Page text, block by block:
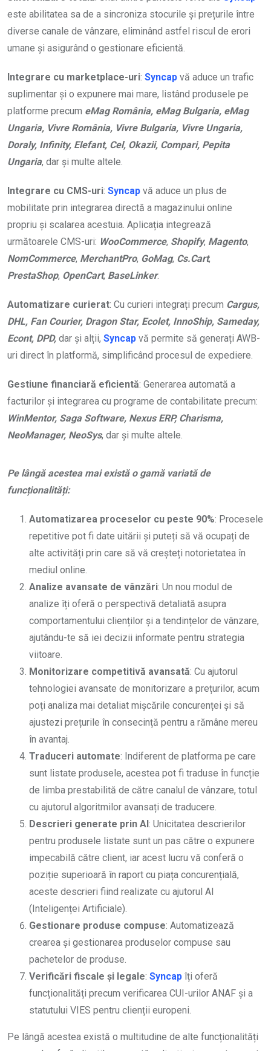
este abilitatea sa de a sincroniza stocurile și prețurile între
diverse canale de vânzare, eliminând astfel riscul de erori
umane și asigurând o gestionare eficientă.
Integrare cu marketplace-uri: Syncap vă aduce un trafic
suplimentar și o expunere mai mare, listând produsele pe
platforme precum eMag România, eMag Bulgaria, eMag
Ungaria, Vivre România, Vivre Bulgaria, Vivre Ungaria,
Doraly, Infinity, Elefant, Cel, Okazii, Compari, Pepita
Ungaria, dar și multe altele.
Integrare cu CMS-uri: Syncap vă aduce un plus de
mobilitate prin integrarea directă a magazinului online
propriu și scalarea acestuia. Aplicația integrează
următoarele CMS-uri: WooCommerce, Shopify, Magento,
NomCommerce, MerchantPro, GoMag, Cs.Cart,
PrestaShop, OpenCart, BaseLinker.
Automatizare curierat: Cu curieri integrați precum Cargus,
DHL, Fan Courier, Dragon Star, Ecolet, InnoShip, Sameday,
Econt, DPD, dar și alții, Syncap vă permite să generați AWB-
uri direct în platformă, simplificând procesul de expediere.
Gestiune financiară eficientă: Generarea automată a
facturilor și integrarea cu programe de contabilitate precum:
WinMentor, Saga Software, Nexus ERP, Charisma,
NeoManager, NeoSys, dar și multe altele.
Pe lângă acestea mai există o gamă variată de
funcționalități:
Automatizarea proceselor cu peste 90%: Procesele
repetitive pot fi date uitării și puteți să vă ocupați de
alte activități prin care să vă creșteți notorietatea în
mediul online.
Analize avansate de vânzări: Un nou modul de
analize îți oferă o perspectivă detaliată asupra
comportamentului clienților și a tendințelor de vânzare,
ajutându-te să iei decizii informate pentru strategia
viitoare.
Monitorizare competitivă avansată: Cu ajutorul
tehnologiei avansate de monitorizare a prețurilor, acum
poți analiza mai detaliat mișcările concurenței și să
ajustezi prețurile în consecință pentru a rămâne mereu
în avantaj.
Traduceri automate: Indiferent de platforma pe care
sunt listate produsele, acestea pot fi traduse în funcție
de limba prestabilită de către canalul de vânzare, totul
cu ajutorul algoritmilor avansați de traducere.
Descrieri generate prin AI : Unicitatea descrierilor
pentru produsele listate sunt un pas către o expunere
impecabilă către client, iar acest lucru vă conferă o
poziție superioară în raport cu piața concurențială,
aceste descrieri fiind realizate cu ajutorul AI
(Inteligenței Artificiale).
Gestionare produse compuse: Automatizează
crearea și gestionarea produselor compuse sau
pachetelor de produse.
Verificări fiscale și legale: Syncap îți oferă
funcționalități precum verificarea CUI-urilor ANAF și a
statutului VIES pentru clienții europeni.
Pe lângă acestea există o multitudine de alte funcționalități